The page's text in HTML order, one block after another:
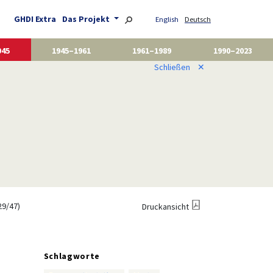
GHDI Extra Das Projekt English Deutsch
1945–1961 1961–1989
1990–2023
Schließen ✕
47) Druckansicht
Schlagworte